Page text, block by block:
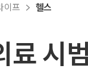
이프 헬스
료 시